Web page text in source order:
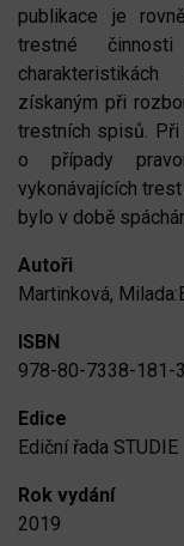
publikace je
trestné
získaným při
trestních spisů.
o případy
vykonávajících
bylo v době
Autoři
Martinková,
ISBN
978-80-7338-181-3
Edice
Ediční řada STUDIE
Rok vydání
2019